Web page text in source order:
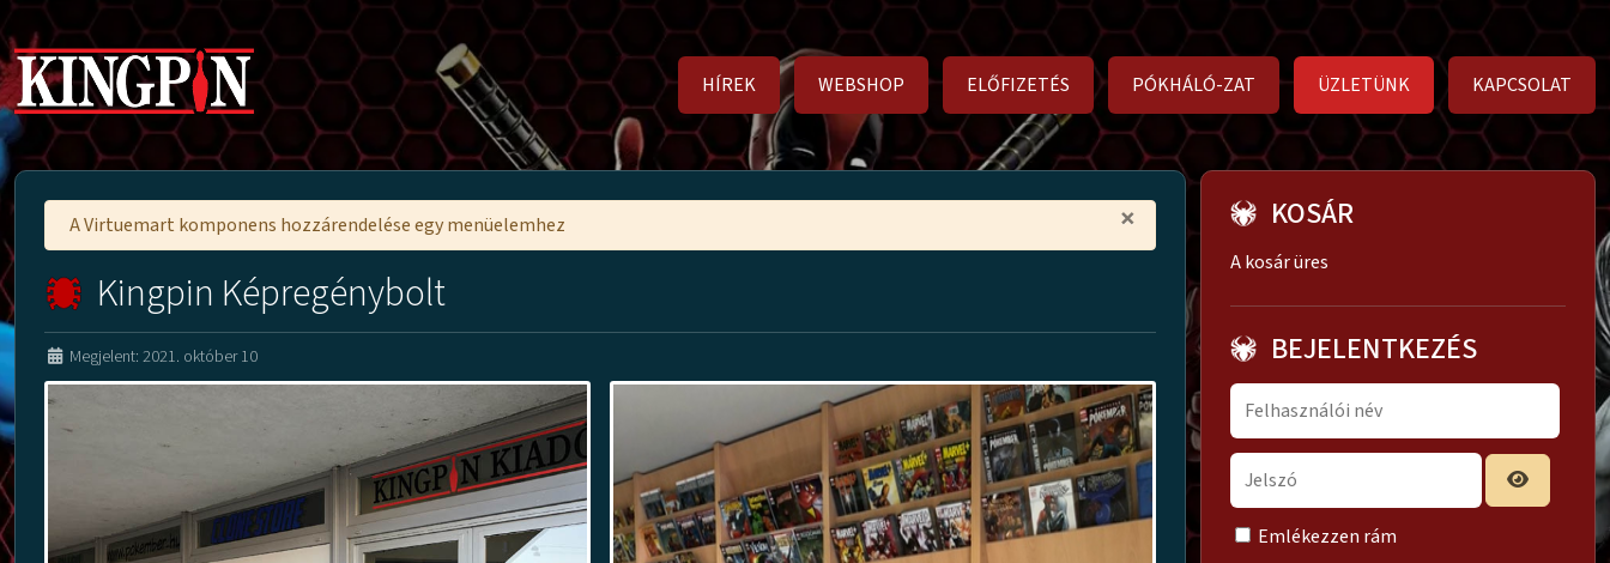
HÍREK WEBSHOP ELŐFIZETÉS PÓKHÁLÓ-ZAT ÜZLETÜNK KAPCSOLAT
×
A Virtuemart komponens hozzárendelése egy menüelemhez
Kingpin Képregénybolt
Megjelent: 2021. október 10
KOSÁR
A kosár üres
BEJELENTKEZÉS
Emlékezzen rám